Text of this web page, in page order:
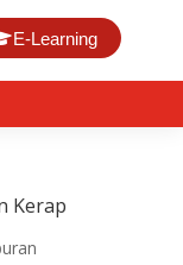
E-Learning
Kerap